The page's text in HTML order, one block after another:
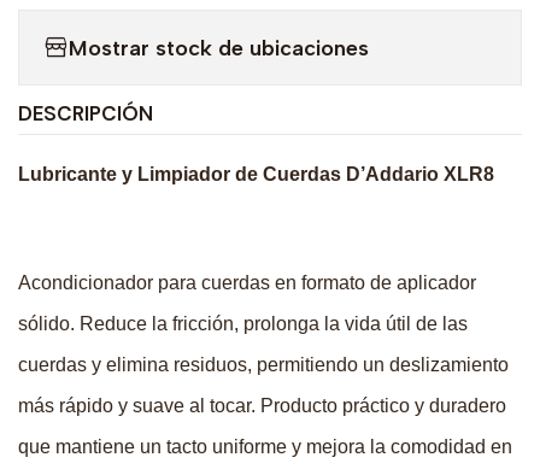
Mostrar stock de ubicaciones
DESCRIPCIÓN
Lubricante y Limpiador de Cuerdas D’Addario XLR8
Acondicionador para cuerdas en formato de aplicador
sólido. Reduce la fricción, prolonga la vida útil de las
cuerdas y elimina residuos, permitiendo un deslizamiento
más rápido y suave al tocar. Producto práctico y duradero
que mantiene un tacto uniforme y mejora la comodidad en